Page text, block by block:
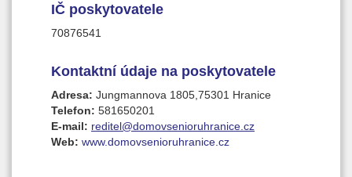
IČ poskytovatele
70876541
Kontaktní údaje na poskytovatele
Adresa: Jungmannova 1805,75301 Hranice
Telefon: 581650201
E-mail: reditel@domovsenioruhranice.cz
Web: www.domovsenioruhranice.cz